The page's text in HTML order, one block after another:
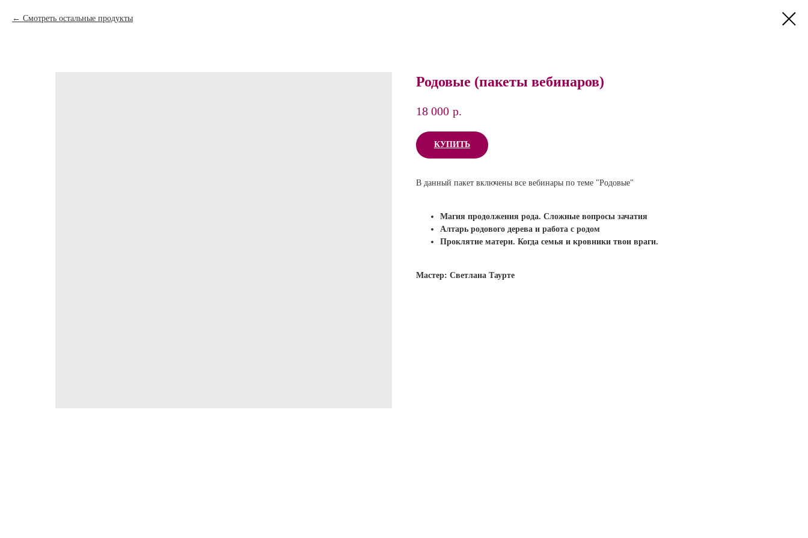
Смотреть остальные продукты
Родовые (пакеты вебинаров)
18 000 р.
КУПИТЬ
В данный пакет включены все вебинары по теме "Родовые"
Магия продолжения рода. Сложные вопросы зачатия
Алтарь родового дерева и работа с родом
Проклятие матери. Когда семья и кровники твои враги.
Мастер: Светлана Таурте